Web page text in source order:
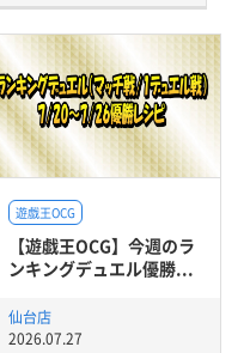
遊戯王OCG
【遊戯王OCG】今週のラ
ンキングデュエル優勝...
仙台店
2026.07.27